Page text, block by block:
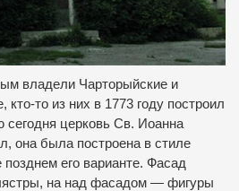
владели Чарторыйские и
кто-то из них в 1773 году построил
сегодня церковь Св. Иоанна
она была построена в стиле
его варианте. Фасад
на над фасадом — фигуры